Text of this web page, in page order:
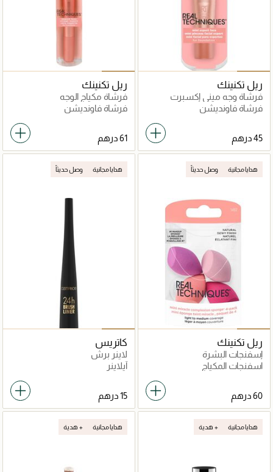
ريل تكنينك
فرشاة وجه ميني إكسبرت
فرشاة فاونديشن
ريل تكنينك
فرشاة مكياج الوجه
فرشاة فاونديشن
هدايا مجانية وصل حديثاً
ريل تكنينك
إسفنجات البشرة
اسفنجات المكياج
هدايا مجانية وصل حديثاً
كاتريس
لاينر برش
آيلاينر
هدايا مجانية هدية + هدايا مجانية هدية +